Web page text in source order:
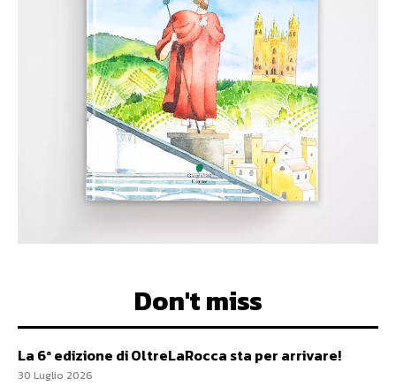
Don't miss
La 6ª edizione di OltreLaRocca sta per arrivare!
30 Luglio 2026